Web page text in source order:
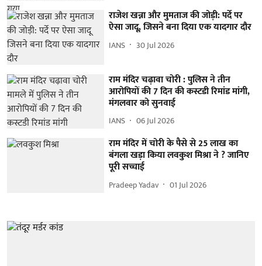
राजेश खन्ना और मुमताज की जोड़ी: पर्दे पर
ऐसा जादू, जिसने बना दिया एक यादगार दौर
IANS 30 Jul 2026
राम मंदिर चढ़ावा चोरी : पुलिस ने तीन
आरोपियों की 7 दिन की कस्टडी रिमांड मांगी,
मंगलवार को सुनवाई
IANS 06 Jul 2026
राम मंदिर में चोरी के पैसे से 25 लाख का
बंगला खड़ा किया लवकुश मिश्रा ने ? जानिए
पूरी सच्चाई
Pradeep Yadav 01 Jul 2026